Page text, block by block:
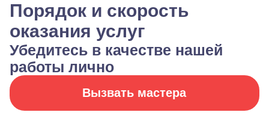
Порядок и скорость
оказания услуг
Убедитесь в качестве нашей
работы лично
Вызвать мастера